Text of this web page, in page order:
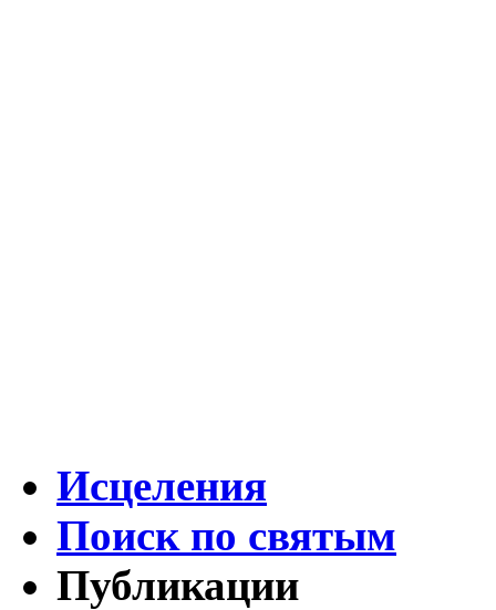
Исцеления
Поиск по святым
Публикации